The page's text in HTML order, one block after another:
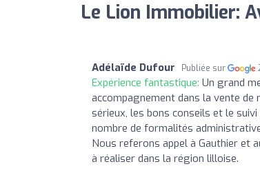
Le Lion Immobilier:
Adélaïde Dufour Publiée sur
Expérience fantastique: Un grand
accompagnement dans la vente
sérieux, les bons conseils et le
nombre de formalités
Nous referons appel à Gauthier et
à réaliser dans la région lilloise.